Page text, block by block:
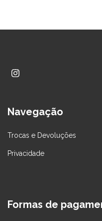
Navegação
Trocas e Devoluções
Privacidade
Formas de